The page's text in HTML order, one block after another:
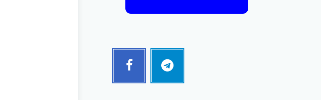
Facebook
Follow
Telegram
Follow